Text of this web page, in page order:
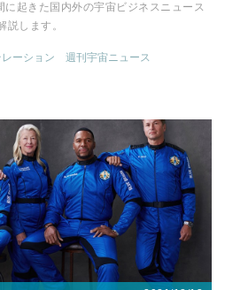
に起きた国内外の宇宙ビジネスニュース
説します。
ーション 週刊宇宙ニュース